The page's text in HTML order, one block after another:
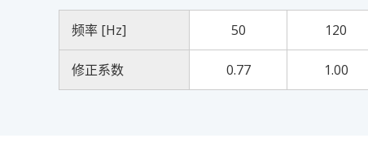
频率 [Hz] 50 120
修正系数 0.77 1.00